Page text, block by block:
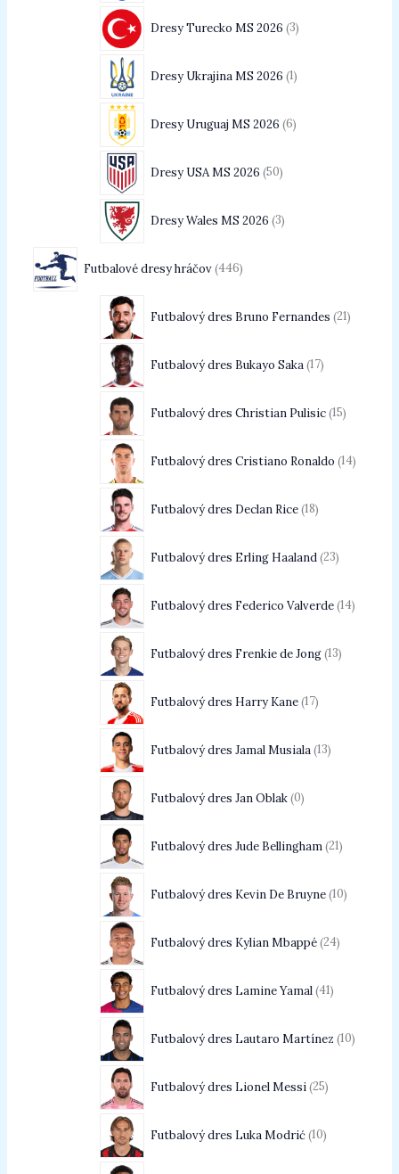
Dresy Turecko MS 2026 3
Dresy Ukrajina MS 2026 1
Dresy Uruguaj MS 2026 6
Dresy USA MS 2026 50
Dresy Wales MS 2026 3
Futbalové dresy hráčov 446
Futbalový dres Bruno Fernandes 21
Futbalový dres Bukayo Saka 17
Futbalový dres Christian Pulisic 15
Futbalový dres Cristiano Ronaldo 14
Futbalový dres Declan Rice 18
Futbalový dres Erling Haaland 23
Futbalový dres Federico Valverde 14
Futbalový dres Frenkie de Jong 13
Futbalový dres Harry Kane 17
Futbalový dres Jamal Musiala 13
Futbalový dres Jan Oblak 0
Futbalový dres Jude Bellingham 21
Futbalový dres Kevin De Bruyne 10
Futbalový dres Kylian Mbappé 24
Futbalový dres Lamine Yamal 41
Futbalový dres Lautaro Martínez 10
Futbalový dres Lionel Messi 25
Futbalový dres Luka Modrić 10